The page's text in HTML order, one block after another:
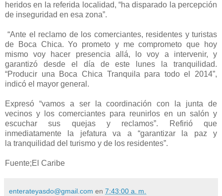
heridos en la referida localidad, “ha disparado la percepción
de inseguridad en esa zona”.
“Ante el reclamo de los comerciantes, residentes y turistas
de Boca Chica. Yo prometo y me comprometo que hoy
mismo voy hacer presencia allá, lo voy a intervenir, y
garantizó desde el día de este lunes la tranquilidad.
“Producir una Boca Chica Tranquila para todo el 2014”,
indicó el mayor general.
Expresó “vamos a ser la coordinación con la junta de
vecinos y los comerciantes para reunirlos en un salón y
escuchar sus quejas y reclamos”. Refirió que
inmediatamente la jefatura va a “garantizar la paz y
la tranquilidad del turismo y de los residentes”.
Fuente;El Caribe
enterateyasdo@gmail.com en 7:43:00 a. m.